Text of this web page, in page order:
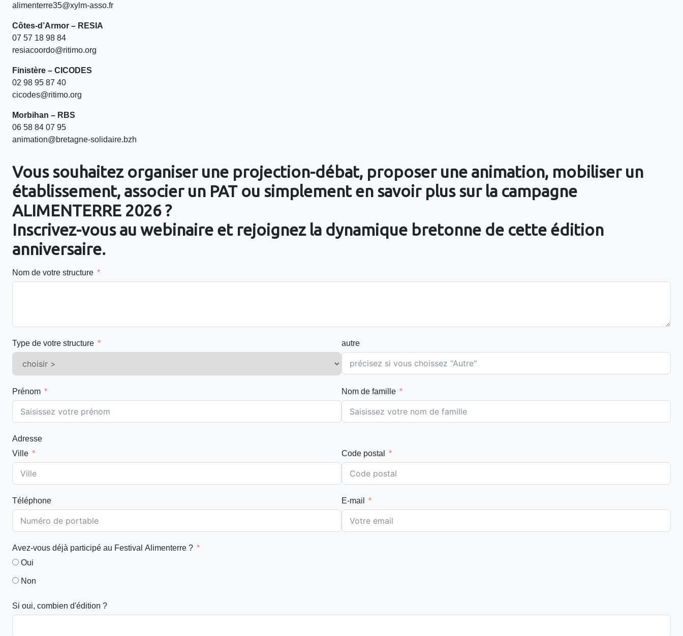
alimenterre35@xylm-asso.fr
Côtes-d’Armor – RESIA
07 57 18 98 84
resiacoordo@ritimo.org
Finistère – CICODES
02 98 95 87 40
cicodes@ritimo.org
Morbihan – RBS
06 58 84 07 95
animation@bretagne-solidaire.bzh
Vous souhaitez organiser une projection-débat, proposer une animation, mobiliser un
établissement, associer un PAT ou simplement en savoir plus sur la campagne
ALIMENTERRE 2026 ?
Inscrivez-vous au webinaire et rejoignez la dynamique bretonne de cette édition
anniversaire.
Nom de votre structure
Type de votre structure autre
Prénom Nom de famille
Adresse
Ville
Code postal
Téléphone E-mail
Avez-vous déjà participé au Festival Alimenterre ?
Oui
Non
Si oui, combien d'édition ?